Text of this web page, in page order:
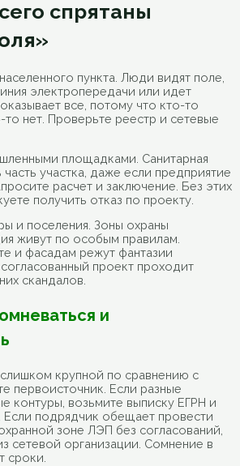
спрятаны
пункта. Люди видят поле,
электропередачи или идет
все, потому что кто-то
то нет. Проверьте реестр и сетевые
площадками. Санитарная
участка, даже если предприятие
расчет и заключение. Без этих
получить отказ по проекту.
и поселения. Зоны охраны
живут по особым правилам.
и фасадам режут фантазии
проект проходит
скандалов.
и
слишком крупной по сравнению с
первоисточник. Если разные
контуры, возьмите выписку ЕГРН и
Если подрядчик обещает провести
зоне ЛЭП без согласований,
сетевой организации. Сомнение в
сроки.